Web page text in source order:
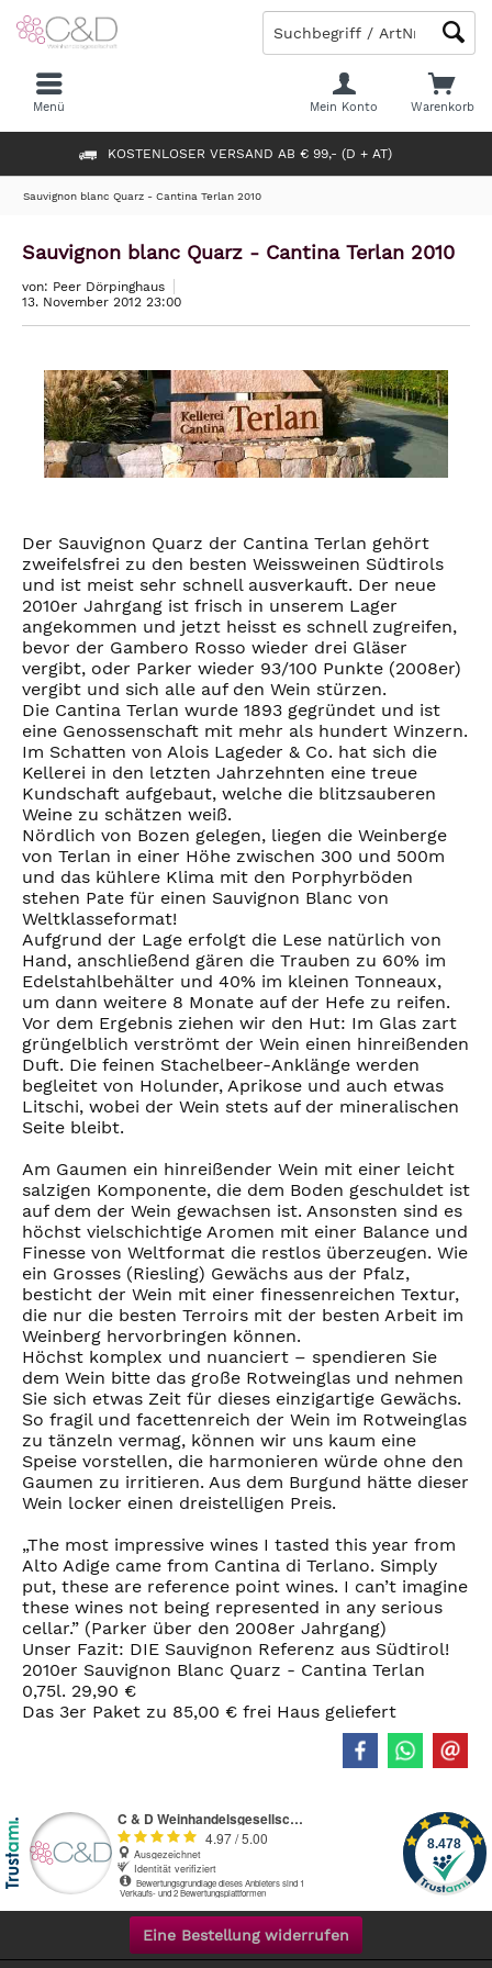
KOSTENLOSER VERSAND AB € 99,- (D + AT)
Warenkorb
Mein Konto
Menü
Sauvignon blanc Quarz - Cantina Terlan 2010
Sauvignon blanc Quarz - Cantina Terlan 2010
von: Peer Dörpinghaus
13. November 2012 23:00
Der Sauvignon Quarz der Cantina Terlan gehört
zweifelsfrei zu den besten Weissweinen Südtirols
und ist meist sehr schnell ausverkauft. Der neue
2010er Jahrgang ist frisch in unserem Lager
angekommen und jetzt heisst es schnell zugreifen,
bevor der Gambero Rosso wieder drei Gläser
vergibt, oder Parker wieder 93/100 Punkte (2008er)
vergibt und sich alle auf den Wein stürzen.
Die Cantina Terlan wurde 1893 gegründet und ist
eine Genossenschaft mit mehr als hundert Winzern.
Im Schatten von Alois Lageder & Co. hat sich die
Kellerei in den letzten Jahrzehnten eine treue
Kundschaft aufgebaut, welche die blitzsauberen
Weine zu schätzen weiß.
Nördlich von Bozen gelegen, liegen die Weinberge
von Terlan in einer Höhe zwischen 300 und 500m
und das kühlere Klima mit den Porphyrböden
stehen Pate für einen Sauvignon Blanc von
Weltklasseformat!
Aufgrund der Lage erfolgt die Lese natürlich von
Hand, anschließend gären die Trauben zu 60% im
Edelstahlbehälter und 40% im kleinen Tonneaux,
um dann weitere 8 Monate auf der Hefe zu reifen.
Vor dem Ergebnis ziehen wir den Hut: Im Glas zart
grüngelblich verströmt der Wein einen hinreißenden
Duft. Die feinen Stachelbeer-Anklänge werden
begleitet von Holunder, Aprikose und auch etwas
Litschi, wobei der Wein stets auf der mineralischen
Seite bleibt.
Am Gaumen ein hinreißender Wein mit einer leicht
salzigen Komponente, die dem Boden geschuldet ist
auf dem der Wein gewachsen ist. Ansonsten sind es
höchst vielschichtige Aromen mit einer Balance und
Finesse von Weltformat die restlos überzeugen. Wie
ein Grosses (Riesling) Gewächs aus der Pfalz,
besticht der Wein mit einer finessenreichen Textur,
die nur die besten Terroirs mit der besten Arbeit im
Weinberg hervorbringen können.
Höchst komplex und nuanciert – spendieren Sie
dem Wein bitte das große Rotweinglas und nehmen
Sie sich etwas Zeit für dieses einzigartige Gewächs.
So fragil und facettenreich der Wein im Rotweinglas
zu tänzeln vermag, können wir uns kaum eine
Speise vorstellen, die harmonieren würde ohne den
Gaumen zu irritieren. Aus dem Burgund hätte dieser
Wein locker einen dreistelligen Preis.
„The most impressive wines I tasted this year from
Alto Adige came from Cantina di Terlano. Simply
put, these are reference point wines. I can’t imagine
these wines not being represented in any serious
cellar.” (Parker über den 2008er Jahrgang)
Unser Fazit: DIE Sauvignon Referenz aus Südtirol!
2010er Sauvignon Blanc Quarz - Cantina Terlan
0,75l. 29,90 €
Das 3er Paket zu 85,00 € frei Haus geliefert
Eine Bestellung widerrufen